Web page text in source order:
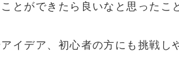
とができたら良いなと思ったこ
イデア、初心者の方にも挑戦し